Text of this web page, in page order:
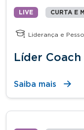
LIVE CURTA E
Liderança e
Líder Coach
Saiba mais